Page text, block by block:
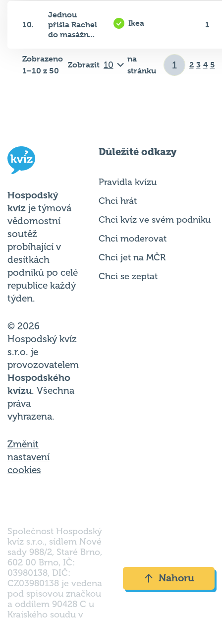
10.
Jednou
přišla Rachel
do masážn...
Ikea 1
Zobrazeno
1–10 z 50
Zobrazit
na
stránku
2 3 4 5
Hospodský
kvíz je týmová
vědomostní
soutěž
probíhající v
desítkách
podniků po celé
republice každý
týden.
© 2026
Hospodský kvíz
s.r.o. je
provozovatelem
Hospodského
kvízu. Všechna
práva
vyhrazena.
Změnit
nastavení
cookies
Důležité odkazy
Pravidla kvízu
Chci hrát
Chci kvíz ve svém podniku
Chci moderovat
Chci jet na MČR
Chci se zeptat
Společnost Hospodský
kvíz s.r.o., sídlem Nové
sady 988/2, Staré Brno,
602 00 Brno, IČ:
03980138, DIČ:
CZ03980138 je vedena
pod spisovou značkou
a oddílem 90428 C u
Krajského soudu v
Nahoru